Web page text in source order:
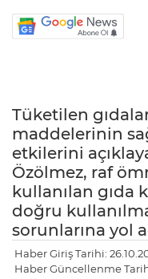
Tüketilen
maddelerinin
etkilerini
Özölmez, raf
kullanılan gıda
doğru
sorunlarına yol
Haber Giriş Tarihi:
Haber Güncellenme